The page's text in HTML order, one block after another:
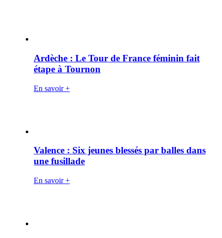
Ardèche : Le Tour de France féminin fait
étape à Tournon
En savoir +
Valence : Six jeunes blessés par balles dans
une fusillade
En savoir +